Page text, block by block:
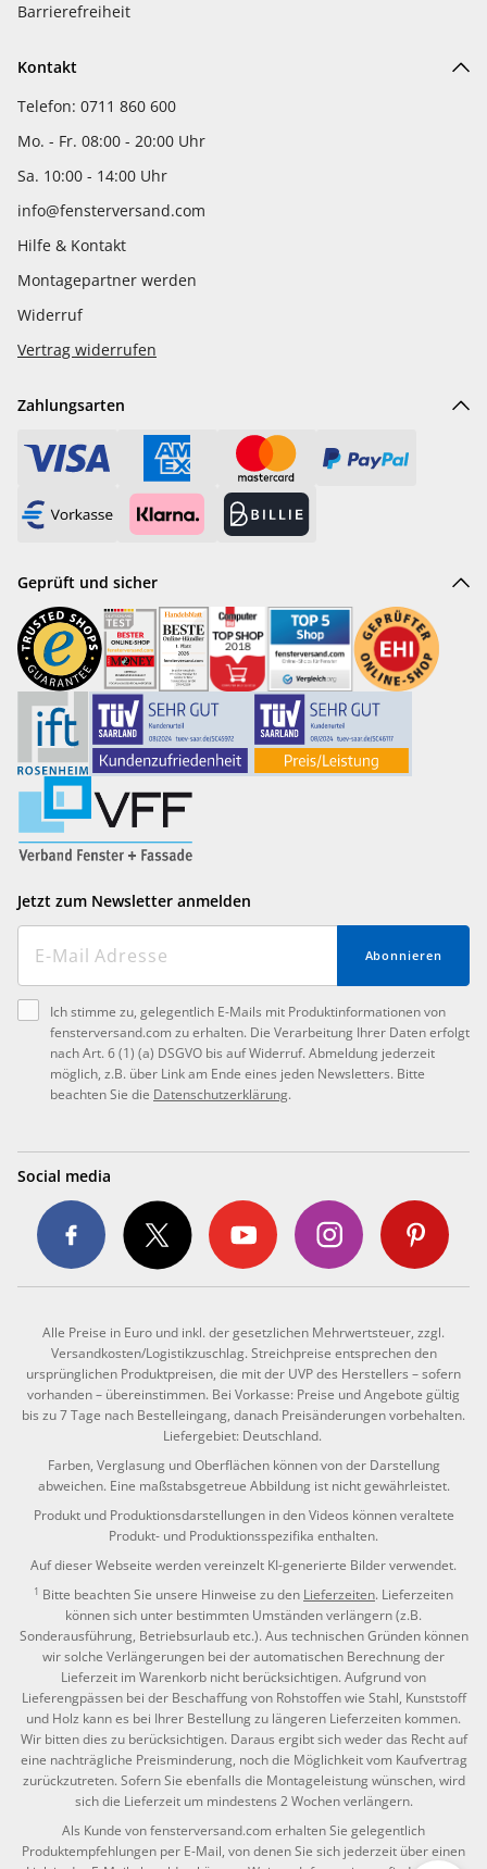
Barrierefreiheit
Kontakt
Telefon: 0711 860 600
Mo. - Fr. 08:00 - 20:00 Uhr
Sa. 10:00 - 14:00 Uhr
info@fensterversand.com
Hilfe & Kontakt
Montagepartner werden
Widerruf
Vertrag widerrufen
Zahlungsarten
Geprüft und sicher
Jetzt zum Newsletter anmelden
Abonnieren
Ich stimme zu, gelegentlich E-Mails mit Produktinformationen von
fensterversand.com zu erhalten. Die Verarbeitung Ihrer Daten erfolgt
nach Art. 6 (1) (a) DSGVO bis auf Widerruf. Abmeldung jederzeit
möglich, z.B. über Link am Ende eines jeden Newsletters. Bitte
beachten Sie die Datenschutzerklärung.
Social media
Alle Preise in Euro und inkl. der gesetzlichen Mehrwertsteuer, zzgl.
Versandkosten/Logistikzuschlag. Streichpreise entsprechen den
ursprünglichen Produktpreisen, die mit der UVP des Herstellers – sofern
vorhanden – übereinstimmen. Bei Vorkasse: Preise und Angebote gültig
bis zu 7 Tage nach Bestelleingang, danach Preisänderungen vorbehalten.
Liefergebiet: Deutschland.
Farben, Verglasung und Oberflächen können von der Darstellung
abweichen. Eine maßstabsgetreue Abbildung ist nicht gewährleistet.
Produkt und Produktionsdarstellungen in den Videos können veraltete
Produkt- und Produktionsspezifika enthalten.
Auf dieser Webseite werden vereinzelt KI-generierte Bilder verwendet.
1 Bitte beachten Sie unsere Hinweise zu den Lieferzeiten. Lieferzeiten
können sich unter bestimmten Umständen verlängern (z.B.
Sonderausführung, Betriebsurlaub etc.). Aus technischen Gründen können
wir solche Verlängerungen bei der automatischen Berechnung der
Lieferzeit im Warenkorb nicht berücksichtigen. Aufgrund von
Lieferengpässen bei der Beschaffung von Rohstoffen wie Stahl, Kunststoff
und Holz kann es bei Ihrer Bestellung zu längeren Lieferzeiten kommen.
Wir bitten dies zu berücksichtigen. Daraus ergibt sich weder das Recht auf
eine nachträgliche Preisminderung, noch die Möglichkeit vom Kaufvertrag
zurückzutreten. Sofern Sie ebenfalls die Montageleistung wünschen, wird
sich die Lieferzeit um mindestens 2 Wochen verlängern.
Als Kunde von fensterversand.com erhalten Sie gelegentlich
Produktempfehlungen per E-Mail, von denen Sie sich jederzeit über einen